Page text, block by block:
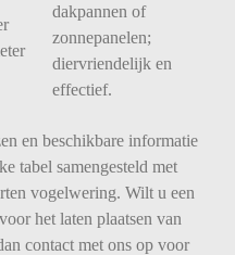
dakpannen of
zonnepanelen;
diervriendelijk en
effectief.
en beschikbare informatie
tabel samengesteld met
vogelwering. Wilt u een
het laten plaatsen van
contact met ons op voor